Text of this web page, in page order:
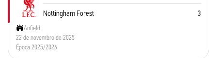
Nottingham Forest 3
Anfield
22 de novembro de 2025
Época 2025/2026